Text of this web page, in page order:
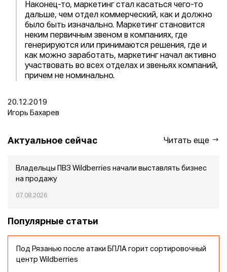
Наконец-то, маркетинг стал касаться чего-то
дальше, чем отдел коммерческий, как и должно
было быть изначально. Маркетинг становится
неким первичным звеном в компаниях, где
генерируются или принимаются решения, где и
как можно заработать, маркетинг начал активно
участвовать во всех отделах и звеньях компаний,
причем не номинально.
20.12.2019
Игорь Бахарев
Актуальное сейчас Читать еще
Владельцы ПВЗ Wildberries начали выставлять бизнес
на продажу
07.08.2026
Популярные статьи
Под Рязанью после атаки БПЛА горит сортировочный
центр Wildberries